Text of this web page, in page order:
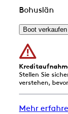
Bohuslän
Boot verkaufen
Stellen Sie
verstehen,
Mehr